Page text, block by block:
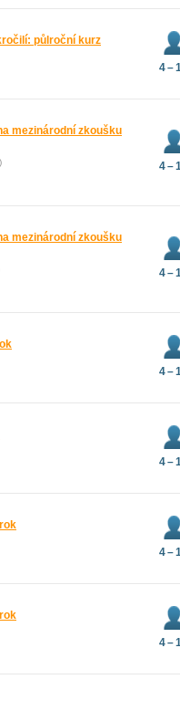
půlroční kurz
4 –
mezinárodní zkoušku
4 –
mezinárodní zkoušku
4 –
4 –
4 –
4 –
4 –